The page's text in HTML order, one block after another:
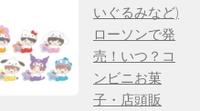
いぐるみなど)
ローソンで発
売！いつ？コ
ンビニお菓
子・店頭販